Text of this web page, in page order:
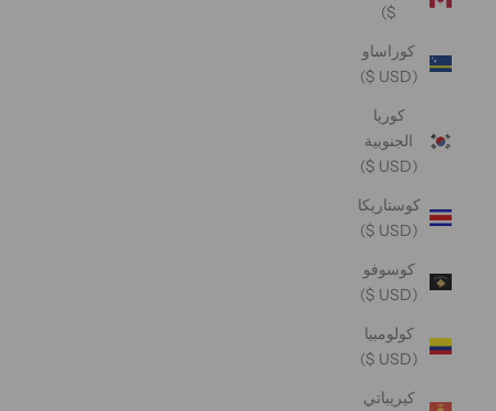
$)
كوراساو
(USD $)
كوريا
الجنوبية
(USD $)
كوستاريكا
(USD $)
كوسوفو
(USD $)
كولومبيا
(USD $)
كيريباتي